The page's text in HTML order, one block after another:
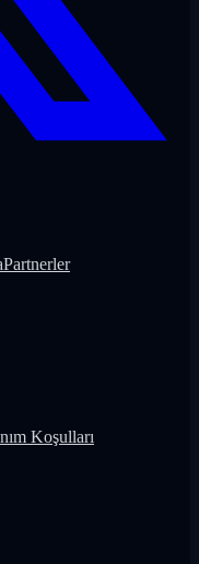
Partnerler
Koşulları